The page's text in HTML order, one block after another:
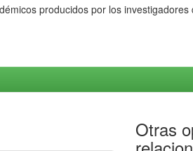
producidos por los
Otras